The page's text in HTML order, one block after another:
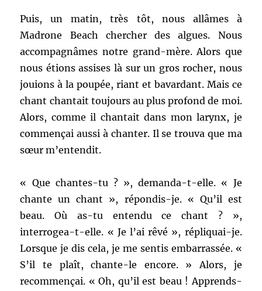
Puis, un matin, très tôt, nous allâmes à
Madrone Beach chercher des algues. Nous
accompagnâmes notre grand-mère. Alors que
nous étions assises là sur un gros rocher, nous
jouions à la poupée, riant et bavardant. Mais ce
chant chantait toujours au plus profond de moi.
Alors, comme il chantait dans mon larynx, je
commençai aussi à chanter. Il se trouva que ma
sœur m’entendit.
« Que chantes-tu ? », demanda-t-elle. « Je
chante un chant », répondis-je. « Qu’il est
beau. Où as-tu entendu ce chant ? »,
interrogea-t-elle. « Je l’ai rêvé », répliquai-je.
Lorsque je dis cela, je me sentis embarrassée. «
S’il te plaît, chante-le encore. » Alors, je
recommençai. « Oh, qu’il est beau ! Apprends-